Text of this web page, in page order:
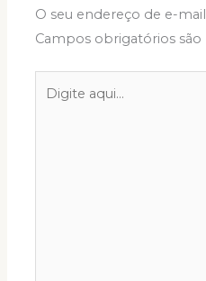
O seu endereço de e-
Campos obrigatórios
aqui...